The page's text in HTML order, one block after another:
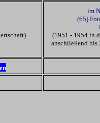
im
(65)
(1951 - 1954 in
anschließend bis